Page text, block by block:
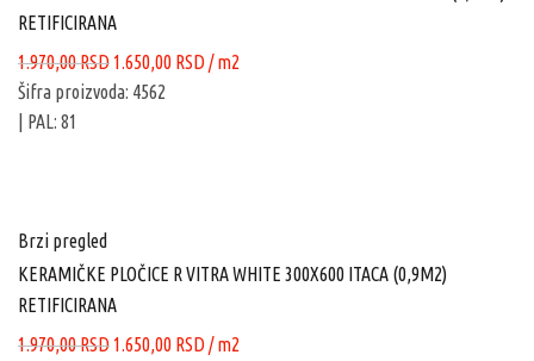
RETIFICIRANA
1.970,00RSD Originalna
cena
1.650,00 RSDTrenutna
/ m2
Šifra proizvoda: 4562
| PAL: 81
Brzi pregled
KERAMIČKE PLOČICE R VITRA WHITE 300X600 ITACA (0,9M2)
RETIFICIRANA
1.970,00RSD Originalna
1.650,00 RSDTrenutna
/ m2